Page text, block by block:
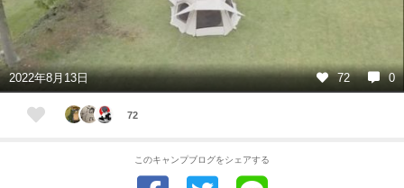
2022年8月13日 72 0
72
このキャンプブログをシェアする